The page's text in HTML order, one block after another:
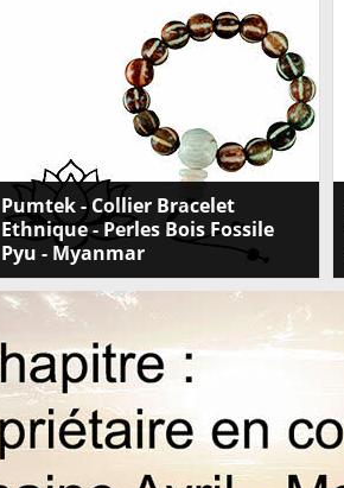
Pumtek - Collier Bracelet
Ethnique - Perles Bois Fossile
Pyu - Myanmar
Découvrez nos colliers et bracelets
ethniques Pumtek avec perles en bois
fossile antique Pyu du Myanmar
(Birmanie). Offre spéciale sur
PeterandClo.com